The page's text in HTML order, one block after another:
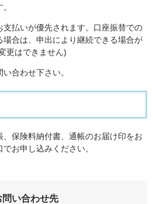
払いが優先されます。口座振替での
合は、申出により継続できる場合が
更はできません)
合わせ下さい。
保険料納付書、通帳のお届け印をお
お申し込みください。
い合わせ先